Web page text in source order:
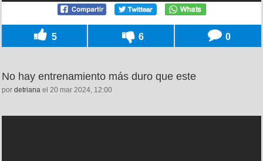
5 6 0
No hay entrenamiento más duro que este
por detriana el 20 mar 2024, 12:00